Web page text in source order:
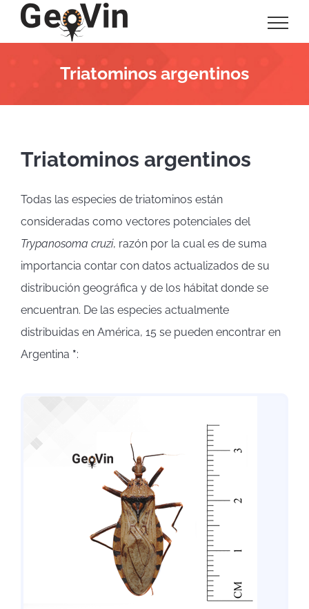
Saltar
Triatominos argentinos
Triatominos argentinos
Todas las especies de triatominos están
consideradas como vectores potenciales del
Trypanosoma cruzi, razón por la cual es de suma
importancia contar con datos actualizados de su
distribución geográfica y de los hábitat donde se
encuentran. De las especies actualmente
distribuidas en América, 15 se pueden encontrar en
Argentina *: